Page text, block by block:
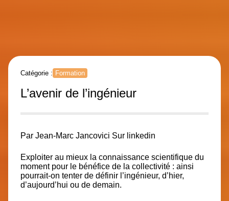
Catégorie : Formation
L’avenir de l’ingénieur
Par Jean-Marc Jancovici Sur linkedin
Exploiter au mieux la connaissance scientifique du
moment pour le bénéfice de la collectivité : ainsi
pourrait-on tenter de définir l’ingénieur, d’hier,
d’aujourd’hui ou de demain.